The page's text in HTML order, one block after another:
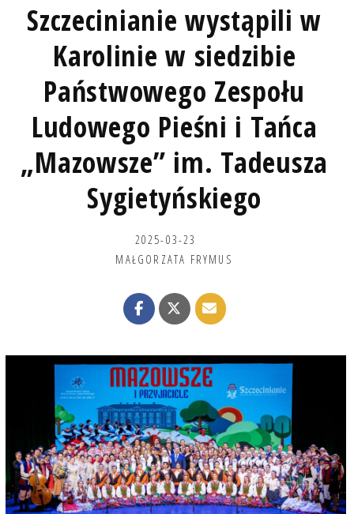
Szczecinianie wystąpili w
Karolinie w siedzibie
Państwowego Zespołu
Ludowego Pieśni i Tańca
„Mazowsze” im. Tadeusza
Sygietyńskiego
2025-03-23
MAŁGORZATA FRYMUS